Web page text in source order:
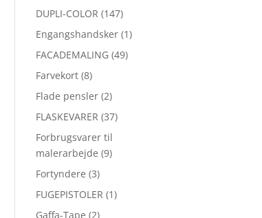
DUPLI-COLOR (147)
Engangshandsker (1)
FACADEMALING (49)
Farvekort (8)
Flade pensler (2)
FLASKEVARER (37)
Forbrugsvarer til
malerarbejde (9)
Fortyndere (3)
FUGEPISTOLER (1)
Gaffa-Tape (2)